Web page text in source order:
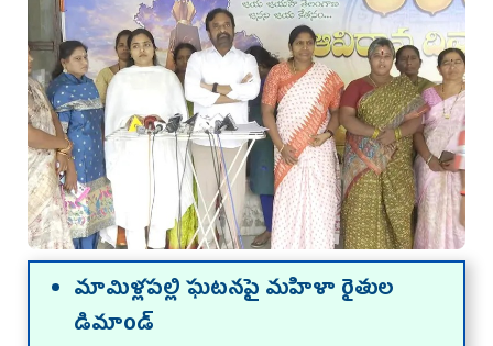
మామిళ్ల‌ప‌ల్లి ఘ‌ట‌న‌పై మ‌హిళా రైతుల
డిమాండ్